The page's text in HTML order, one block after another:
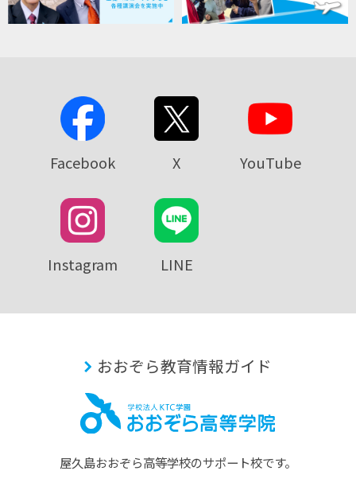
Facebook X YouTube
Instagram LINE
おおぞら教育情報ガイド
屋久島おおぞら⾼等学校のサポート校です。